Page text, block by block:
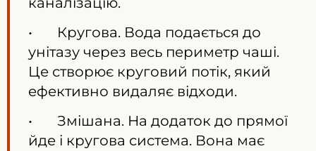
• Кругова. Вода подається до
унітазу через весь периметр чаші.
Це створює круговий потік, який
ефективно видаляє відходи.
• Змішана. На додаток до прямої
йде і кругова система. Вона має